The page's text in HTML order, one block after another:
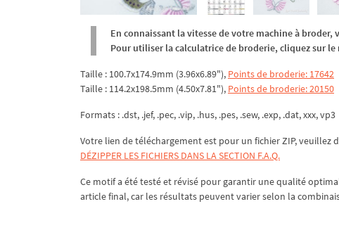
En connaissant la vitesse de votre machine à
Pour utiliser la calculatrice de broderie, cliquez sur
Taille : 100.7x174.9mm (3.96x6.89"), Points de broderie: 17642
Taille : 114.2x198.5mm (4.50x7.81"), Points de broderie: 20150
Formats : .dst, .jef, .pec, .vip, .hus, .pes, .sew, .exp, .dat, xxx, vp3
Votre lien de téléchargement est pour un fichier ZIP, veuillez
DÉZIPPER LES FICHIERS DANS LA SECTION F.A.Q.
Ce motif a été testé et révisé pour garantir une qualité
article final, car les résultats peuvent varier selon la